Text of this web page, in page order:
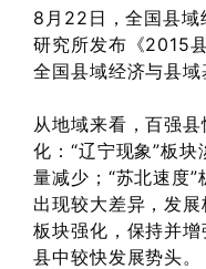
8月22日，全国县域
研究所发布《2015
全国县域经济与县域
从地域来看，百强
化：“辽宁现象”板
量减少；“苏北速度
出现较大差异，发
板块强化，保持并
县中较快发展势头。